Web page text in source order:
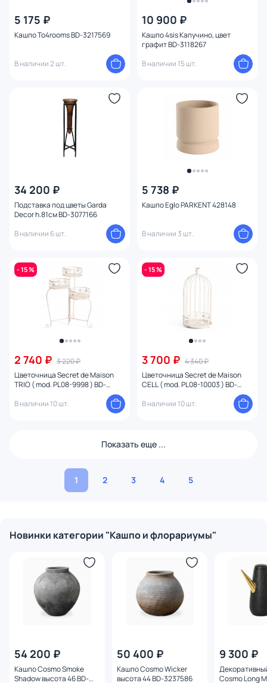
5 175 ₽
Кашпо To4rooms BD-3217569
В наличии 2 шт.
10 900 ₽
Кашпо 4sis Капучино, цвет
графит BD-3118267
В наличии 15 шт.
34 200 ₽
Подставка под цветы Garda
Decor h.81см BD-3077166
В наличии 6 шт.
5 738 ₽
Кашпо Eglo PARKENT 428148
В наличии 3 шт.
- 15 %
2 740 ₽ 3 220 ₽
Цветочница Secret de Maison
TRIO ( mod. PL08-9998 ) BD-
В наличии 10 шт.
- 15 %
3 700 ₽ 4 340 ₽
Цветочница Secret de Maison
CELL ( mod. PL08-10003 ) BD-
В наличии 10 шт.
Показать еще ...
1 2 3 4 5
Новинки категории "Кашпо и флорариумы"
54 200 ₽
Кашпо Cosmo Smoke
Shadow высота 46 BD-
50 400 ₽
Кашпо Cosmo Wicker
высота 44 BD-3237586
9 300 ₽
Cosmo Long